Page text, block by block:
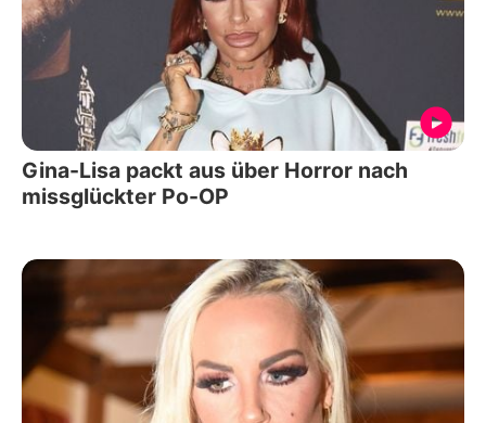
Gina-Lisa packt aus über Horror nach
missglückter Po-OP